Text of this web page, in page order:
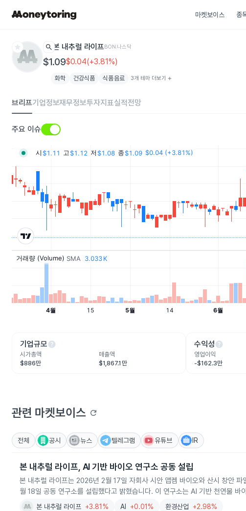
마켓보이스 종
star search 본 내추럴 라이프BON나스닥
$1.09$0.04(+3.81%)
화학 건강식품 식품음료 3개 테마 더보기 add
브리프기업정보재무정보투자지표실적전망
주요 이슈
기업규모help
시가총액
$886만
매출액
$1,867.1만
수익성help
영업이익
-$162.3만
관련 마켓보이스 refresh
전체 공시 뉴스 텔레그램 유튜브 IR
본 내추럴 라이프, AI 기반 바이오 연구소 공동 설립
본 내추럴 라이프는 2026년 2월 17일 자회사 시안 앱켐 바이오와 산시 창안
월 18일 공동 연구소를 설립했다고 밝혔습니다. 이 연구소는 AI 기반 천연물
본 내추럴 라이프 +3.81% AI +0.01% 환경산업 +2.98%